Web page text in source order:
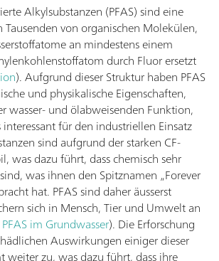
Alkylsubstanzen (PFAS) sind eine
Tausenden von organischen Molekülen,
an mindestens einem
durch Fluor ersetzt
). Aufgrund dieser Struktur haben PFAS
und physikalische Eigenschaften,
wasser- und ölabweisenden Funktion,
für den industriellen Einsatz
sind aufgrund der starken CF-
was dazu führt, dass chemisch sehr
was ihnen den Spitznamen „Forever
hat. PFAS sind daher äusserst
sich in Mensch, Tier und Umwelt an
im Grundwasser). Die Erforschung
Auswirkungen einiger dieser
weiter zu, was dazu führt, dass ihre